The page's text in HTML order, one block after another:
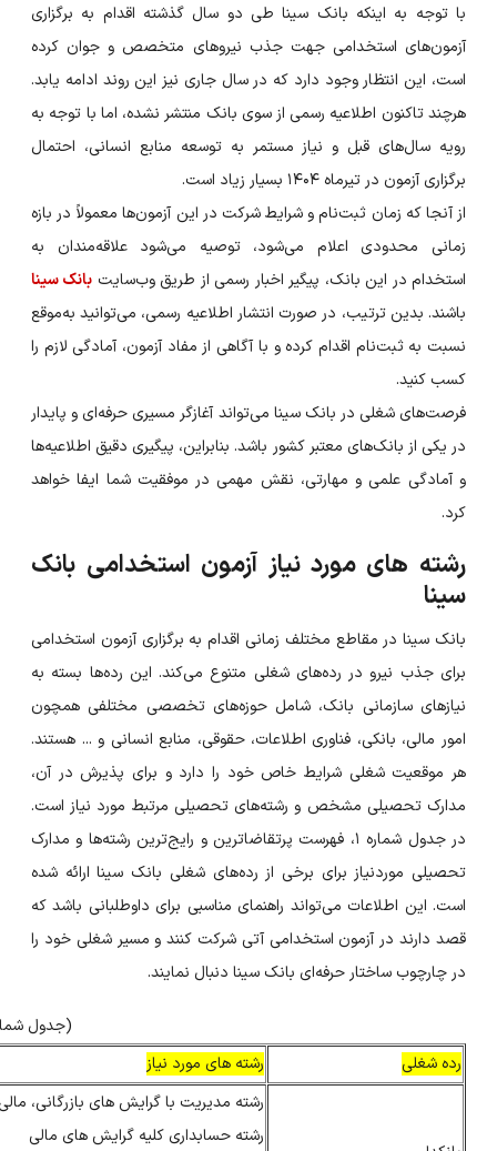
با توجه به اینکه بانک سینا طی دو سال گذشته اقدام به برگزاری
آزمون‌های استخدامی جهت جذب نیروهای متخصص و جوان کرده
است، این انتظار وجود دارد که در سال جاری نیز این روند ادامه یابد.
هرچند تاکنون اطلاعیه رسمی از سوی بانک منتشر نشده، اما با توجه به
رویه‌ سال‌های قبل و نیاز مستمر به توسعه منابع انسانی، احتمال
برگزاری آزمون در تیرماه ۱۴۰۴ بسیار زیاد است.
از آنجا که زمان ثبت‌نام و شرایط شرکت در این آزمون‌ها معمولاً در بازه
زمانی محدودی اعلام می‌شود، توصیه می‌شود علاقه‌مندان به
استخدام در این بانک، پیگیر اخبار رسمی از طریق وب‌سایت بانک سینا
باشند. بدین ترتیب، در صورت انتشار اطلاعیه رسمی، می‌توانید به‌موقع
نسبت به ثبت‌نام اقدام کرده و با آگاهی از مفاد آزمون، آمادگی لازم را
کسب کنید.
فرصت‌های شغلی در بانک سینا می‌تواند آغازگر مسیری حرفه‌ای و پایدار
در یکی از بانک‌های معتبر کشور باشد. بنابراین، پیگیری دقیق اطلاعیه‌ها
و آمادگی علمی و مهارتی، نقش مهمی در موفقیت شما ایفا خواهد
کرد.
رشته های مورد نیاز آزمون استخدامی بانک
سینا
بانک سینا در مقاطع مختلف زمانی اقدام به برگزاری آزمون استخدامی
برای جذب نیرو در رده‌های شغلی متنوع می‌کند. این رده‌ها بسته به
نیازهای سازمانی بانک، شامل حوزه‌های تخصصی مختلفی همچون
امور مالی، بانکی، فناوری اطلاعات، حقوقی، منابع انسانی و ... هستند.
هر موقعیت شغلی شرایط خاص خود را دارد و برای پذیرش در آن،
مدارک تحصیلی مشخص و رشته‌های تحصیلی مرتبط مورد نیاز است.
در جدول شماره ۱، فهرست پرتقاضاترین و رایج‌ترین رشته‌ها و مدارک
تحصیلی موردنیاز برای برخی از رده‌های شغلی بانک سینا ارائه شده
است. این اطلاعات می‌تواند راهنمای مناسبی برای داوطلبانی باشد که
قصد دارند در آزمون استخدامی آتی شرکت کنند و مسیر شغلی خود را
در چارچوب ساختار حرفه‌ای بانک سینا دنبال نمایند.
(جدول
رده شغلی
رشته های مورد نیاز
رشته مدیریت با گرایش های بازرگانی،
رشته حسابداری کلیه گرایش های مالی